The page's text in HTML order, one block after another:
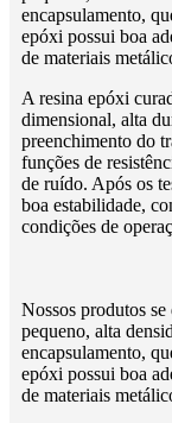
encapsulamento,
epóxi possui boa
de materiais
A resina epóxi
dimensional, alta
preenchimento do
funções de
de ruído. Após os
boa estabilidade,
condições de
Nossos produtos
pequeno, alta
encapsulamento,
epóxi possui boa
de materiais